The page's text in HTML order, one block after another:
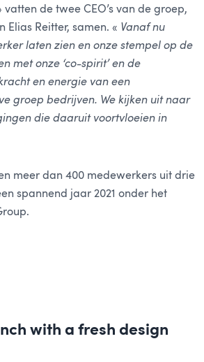
vatten de twee CEO’s van de groep,
Elias Reitter, samen. « Vanaf nu
laten zien en onze stempel op de
met onze ‘co-spirit’ en de
en energie van een
groep bedrijven. We kijken uit naar
die daaruit voortvloeien in
meer dan 400 medewerkers uit drie
spannend jaar 2021 onder het
with a fresh design